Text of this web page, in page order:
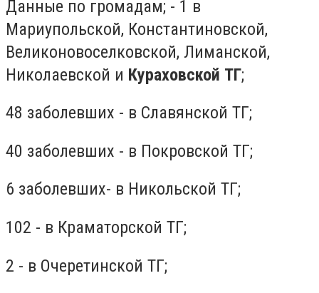
Данные по громадам; - 1 в
Мариупольской, Константиновской,
Великоновоселковской, Лиманской,
Николаевской и Кураховской ТГ;
48 заболевших - в Славянской ТГ;
40 заболевших - в Покровской ТГ;
6 заболевших- в Никольской ТГ;
102 - в Краматорской ТГ;
2 - в Очеретинской ТГ;